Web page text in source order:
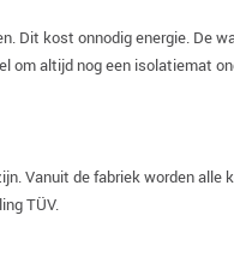
Dit kost onnodig energie. De
om altijd nog een isolatiemat
Vanuit de fabriek worden alle
TÜV.